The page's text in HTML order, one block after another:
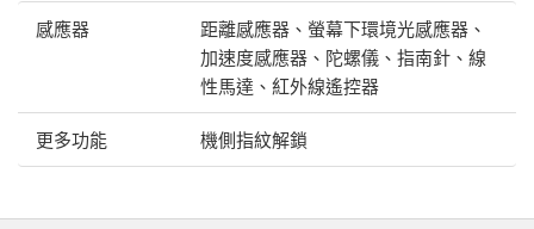
感應器
距離感應器、螢幕下環境光感應器、
加速度感應器、陀螺儀、指南針、線
性馬達、紅外線遙控器
更多功能 機側指紋解鎖